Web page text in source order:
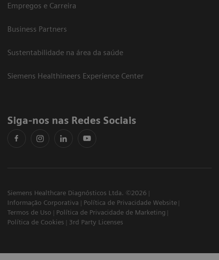
Empregos e Carreira
Business Partners
Sustentabilidade na área da saúde
Siemens Healthineers Experience Center
Siga-nos nas Redes Sociais
Siemens Healthcare Diagnósticos Ltda. ©2026
Informação Corporativa
Política de Privacidade Website
Termos de Uso
Política de Privacidade de Marketing
Política de Cookies
3rd Party Licenses